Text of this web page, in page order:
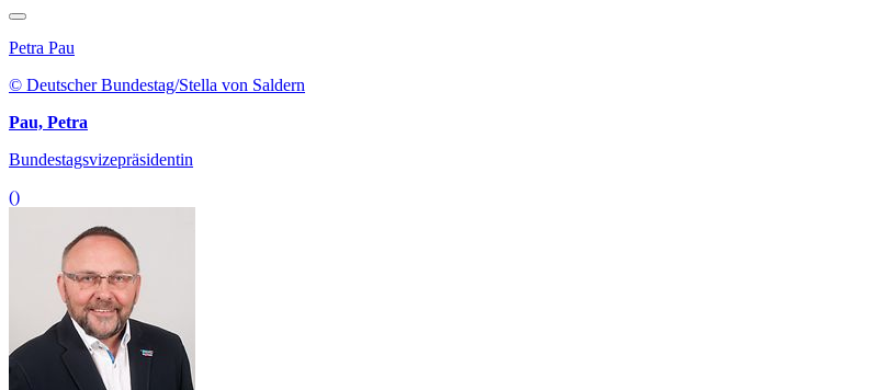
Petra Pau
© Deutscher Bundestag/Stella von Saldern
Pau, Petra
Bundestagsvizepräsidentin
()